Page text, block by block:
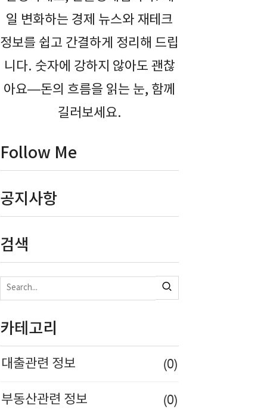
일 변화하는 경제 뉴스와 재테크
정보를 쉽고 간결하게 정리해 드립
니다. 숫자에 강하지 않아도 괜찮
아요—돈의 흐름을 읽는 눈, 함께
길러보세요.
Follow Me
공지사항
검색
카테고리
대출관련 정보 (0)
부동산관련 정보 (0)